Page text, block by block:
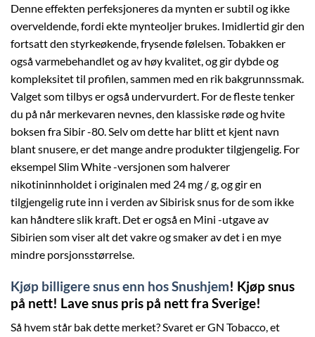
Denne effekten perfeksjoneres da mynten er subtil og ikke
overveldende, fordi ekte mynteoljer brukes. Imidlertid gir den
fortsatt den styrkeøkende, frysende følelsen. Tobakken er
også varmebehandlet og av høy kvalitet, og gir dybde og
kompleksitet til profilen, sammen med en rik bakgrunnssmak.
Valget som tilbys er også undervurdert. For de fleste tenker
du på når merkevaren nevnes, den klassiske røde og hvite
boksen fra Sibir -80. Selv om dette har blitt et kjent navn
blant snusere, er det mange andre produkter tilgjengelig. For
eksempel Slim White -versjonen som halverer
nikotininnholdet i originalen med 24 mg / g, og gir en
tilgjengelig rute inn i verden av Sibirisk snus for de som ikke
kan håndtere slik kraft. Det er også en Mini -utgave av
Sibirien som viser alt det vakre og smaker av det i en mye
mindre porsjonsstørrelse.
Kjøp billigere snus enn hos Snushjem! Kjøp snus
på nett! Lave snus pris på nett fra Sverige!
Så hvem står bak dette merket? Svaret er GN Tobacco, et